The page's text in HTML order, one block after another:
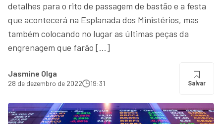
detalhes para o rito de passagem de bastão e a festa
que acontecerá na Esplanada dos Ministérios, mas
também colocando no lugar as últimas peças da
engrenagem que farão […]
Jasmine Olga
28 de dezembro de 2022 19:31 Salvar